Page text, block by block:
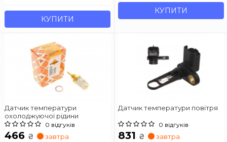
КУПИТИ
КУПИТИ
Датчик температури
охолоджуючої рідини
0 відгуків
466 ₴ завтра
Датчик температури повітря
0 відгуків
831 ₴ завтра